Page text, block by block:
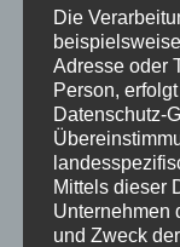
Die
Adresse oder
Person,
Datenschutz-
Mittels dieser
Unternehmen
und Zweck